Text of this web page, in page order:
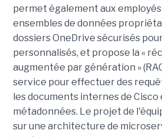
permet également aux
ensembles de données
dossiers OneDrive sécurisés
personnalisés, et propose la «
augmentée par génération »
service pour effectuer des
les documents internes de Cisco
métadonnées. Le projet de
sur une architecture de